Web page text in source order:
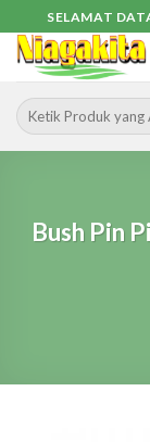
content
SELAMAT
Pencarian
untuk:
Bush Pin